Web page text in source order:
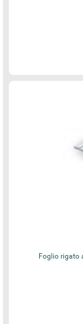
Foglio rigato